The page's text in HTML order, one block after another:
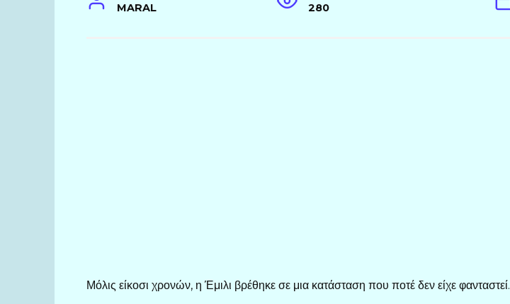
MARAL 280
Μόλις είκοσι χρονών, η Έμιλι βρέθηκε σε μια κατάσταση που ποτέ δεν είχε φανταστεί.